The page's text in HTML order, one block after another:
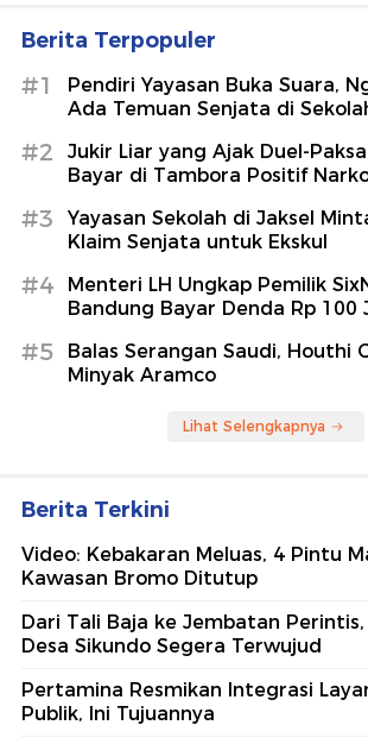
Berita Terpopuler
#1
Pendiri Yayasan Buka Suara,
Ada Temuan Senjata di
#2
Jukir Liar yang Ajak Duel-
Bayar di Tambora Positif
#3
Yayasan Sekolah di Jaksel
Klaim Senjata untuk Ekskul
#4
Menteri LH Ungkap Pemilik
Bandung Bayar Denda Rp 100
#5
Balas Serangan Saudi, Houthi
Minyak Aramco
Lihat Selengkapnya
Berita Terkini
Video: Kebakaran Meluas, 4 Pintu
Kawasan Bromo Ditutup
Dari Tali Baja ke Jembatan
Desa Sikundo Segera Terwujud
Pertamina Resmikan Integrasi
Publik, Ini Tujuannya